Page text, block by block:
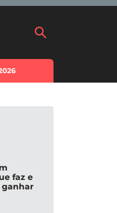
faz e